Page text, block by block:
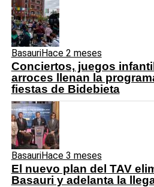
BasauriHace 2 meses
Conciertos, juegos
arroces llenan la
fiestas de Bidebieta
BasauriHace 3 meses
El nuevo plan del TAV
Basauri y adelanta la